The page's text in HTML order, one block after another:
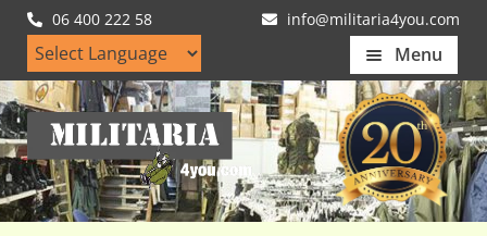
06 400 222 58 info@militaria4you.com
Menu
Home
Artikelen
Nieuws
Ga
door
naar
navigatie
Ga
naar
de
inhoud